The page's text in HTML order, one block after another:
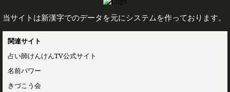
当サイトは新漢字でのデータを元にシステムを作っております。
関連サイト
占い師けんけんTV公式サイト
名前パワー
きづこう会